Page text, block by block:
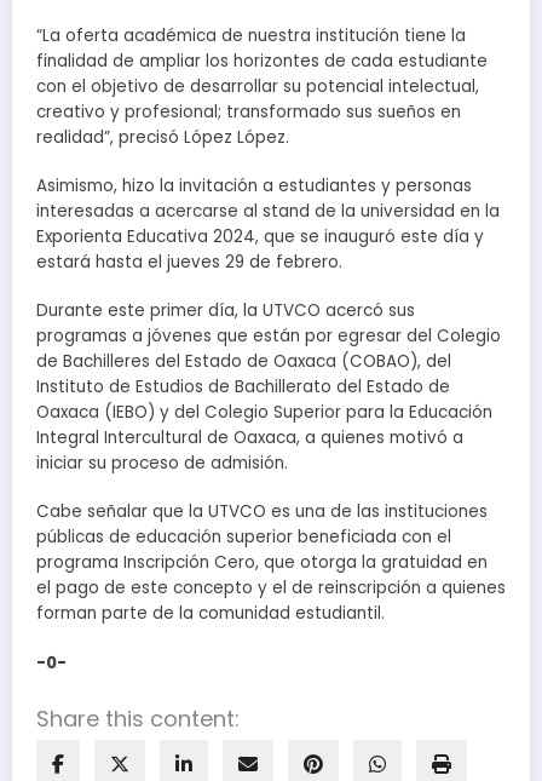
“La oferta académica de nuestra institución tiene la
finalidad de ampliar los horizontes de cada estudiante
con el objetivo de desarrollar su potencial intelectual,
creativo y profesional; transformado sus sueños en
realidad”, precisó López López.
Asimismo, hizo la invitación a estudiantes y personas
interesadas a acercarse al stand de la universidad en la
Exporienta Educativa 2024, que se inauguró este día y
estará hasta el jueves 29 de febrero.
Durante este primer día, la UTVCO acercó sus
programas a jóvenes que están por egresar del Colegio
de Bachilleres del Estado de Oaxaca (COBAO), del
Instituto de Estudios de Bachillerato del Estado de
Oaxaca (IEBO) y del Colegio Superior para la Educación
Integral Intercultural de Oaxaca, a quienes motivó a
iniciar su proceso de admisión.
Cabe señalar que la UTVCO es una de las instituciones
públicas de educación superior beneficiada con el
programa Inscripción Cero, que otorga la gratuidad en
el pago de este concepto y el de reinscripción a quienes
forman parte de la comunidad estudiantil.
-0-
Share this content: